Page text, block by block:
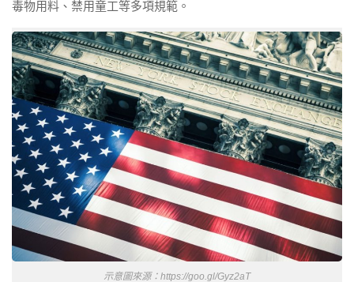
毒物用料、禁用童工等多項規範。
示意圖來源：https://goo.gl/Gyz2aT